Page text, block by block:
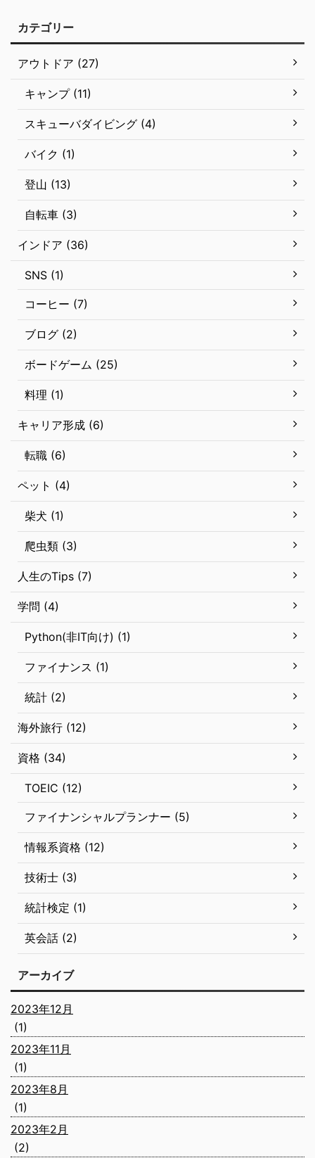
カテゴリー
アウトドア (27)
キャンプ (11)
スキューバダイビング (4)
バイク (1)
登山 (13)
自転車 (3)
インドア (36)
SNS (1)
コーヒー (7)
ブログ (2)
ボードゲーム (25)
料理 (1)
キャリア形成 (6)
転職 (6)
ペット (4)
柴犬 (1)
爬虫類 (3)
人生のTips (7)
学問 (4)
Python(非IT向け) (1)
ファイナンス (1)
統計 (2)
海外旅行 (12)
資格 (34)
TOEIC (12)
ファイナンシャルプランナー (5)
情報系資格 (12)
技術士 (3)
統計検定 (1)
英会話 (2)
アーカイブ
2023年12月
(1)
2023年11月
(1)
2023年8月
(1)
2023年2月
(2)